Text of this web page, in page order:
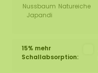
Nussbaum
Japandi
Natureiche
15% mehr
Schallabsorption: